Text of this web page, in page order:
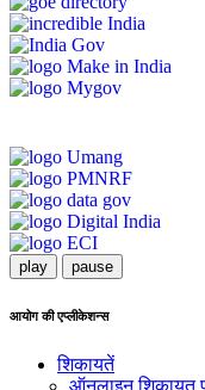
play pause
आयोग की एप्लीकेशन्स
शिकायतें
ऑनलाइन शिकायत